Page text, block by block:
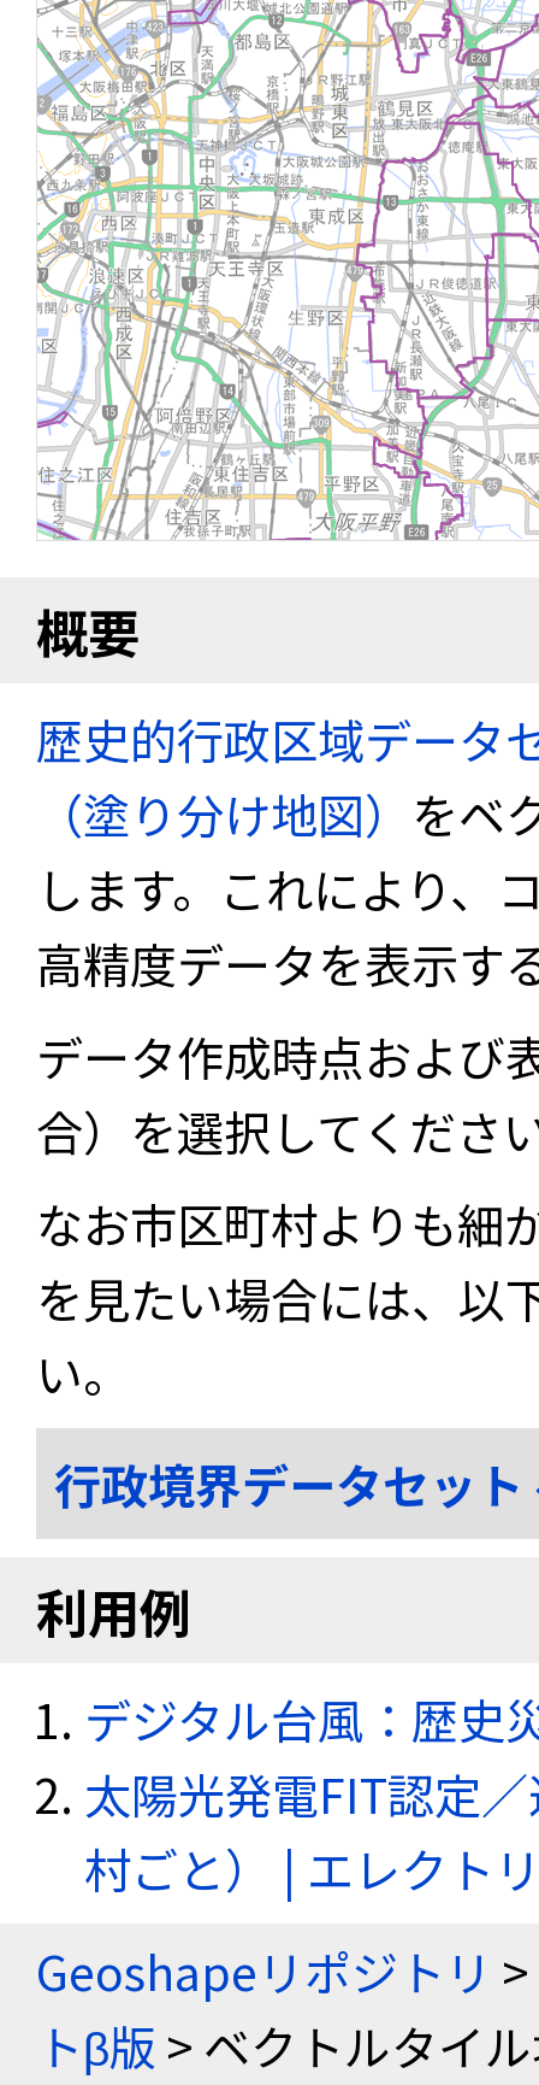
概要
歴史的行政区域データ
（塗り分け地図） をベ
します。これにより、
高精度データを表示す
データ作成時点および
合）を選択してくださ
なお市区町村よりも細
を見たい場合には、以
い。
行政境界データセッ
利用例
デジタル台風：歴史
太陽光発電FIT認定
村ごと） | エレクト
Geoshapeリポジトリ >
トβ版 > ベクトルタイ